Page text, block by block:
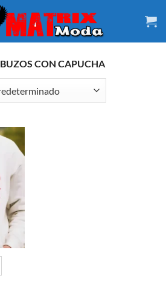
BUZOS CON CAPUCHA